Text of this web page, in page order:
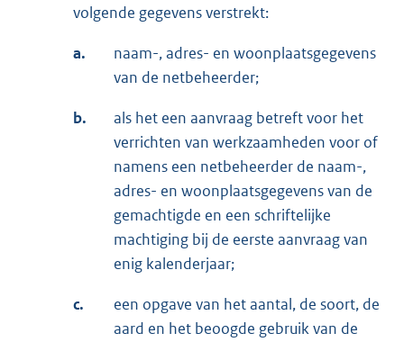
volgende gegevens verstrekt:
a.
naam-, adres- en woonplaatsgegevens
van de netbeheerder;
b.
als het een aanvraag betreft voor het
verrichten van werkzaamheden voor of
namens een netbeheerder de naam-,
adres- en woonplaatsgegevens van de
gemachtigde en een schriftelijke
machtiging bij de eerste aanvraag van
enig kalenderjaar;
c.
een opgave van het aantal, de soort, de
aard en het beoogde gebruik van de